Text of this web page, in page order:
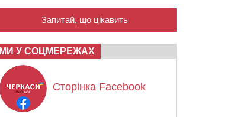
Запитай, що цікавить
МИ У СОЦМЕРЕЖАХ
Сторінка Facebook